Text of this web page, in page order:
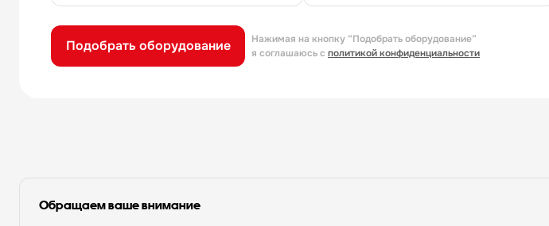
Подобрать оборудование
Нажимая на кнопку “Подобрать оборудование”
я соглашаюсь с политикой конфиденциальности
Обращаем ваше внимание